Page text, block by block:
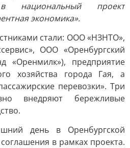
национальный проект
экономика».
стали: ООО «НЗНТО»,
ООО «Оренбургский
«Оренмилк»), предприятие
хозяйства города Гая, а
перевозки». Три
внедряют бережливые
день в Оренбургской
в рамках проекта.